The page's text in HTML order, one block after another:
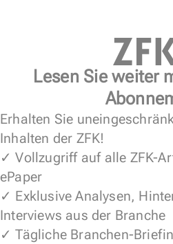
Lesen Sie weiter
Erhalten Sie
Inhalten der ZFK!
✓ Vollzugriff auf alle ZFK-
ePaper
✓ Exklusive Analysen,
Interviews aus der Branche
✓ Tägliche Branchen-